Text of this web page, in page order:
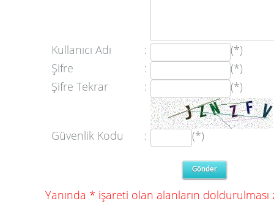
Kullanıcı Adı :
(*)
Şifre
:
(*)
Şifre Tekrar
: (*)
Güvenlik Kodu : (*)
Yanında * işareti olan alanların